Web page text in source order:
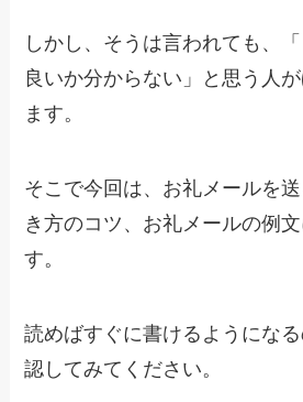
しかし、そうは言われても、
良いか分からない」と思う人
ます。
そこで今回は、お礼メールを
き方のコツ、お礼メールの例
す。
読めばすぐに書けるようにな
認してみてください。